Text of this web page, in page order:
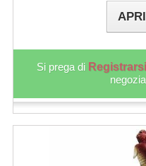
Si prega di Registrarsi